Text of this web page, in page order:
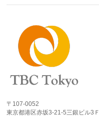
〒107-0052
東京都港区赤坂3-21-5三銀ビル3Ｆ